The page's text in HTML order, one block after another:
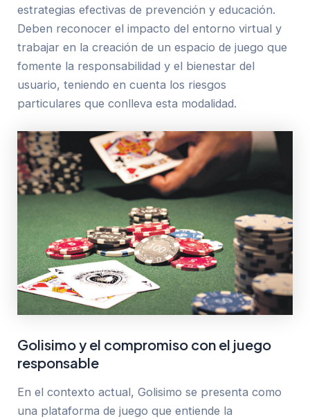
estrategias efectivas de prevención y educación.
Deben reconocer el impacto del entorno virtual y
trabajar en la creación de un espacio de juego que
fomente la responsabilidad y el bienestar del
usuario, teniendo en cuenta los riesgos
particulares que conlleva esta modalidad.
Golisimo y el compromiso con el juego
responsable
En el contexto actual, Golisimo se presenta como
una plataforma de juego que entiende la